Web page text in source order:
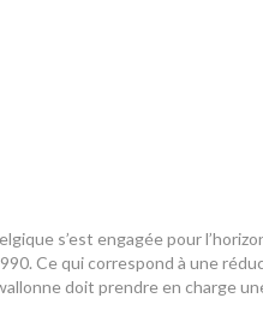
s’est engagée pour
Ce qui correspond à une
doit prendre en charge